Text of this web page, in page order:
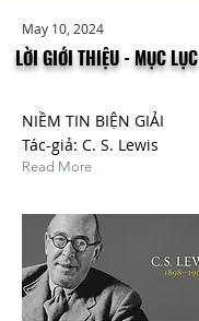
May 10, 2024
LỜI GIỚI THIỆU - MỤC LỤC
NIỀM TIN BIỆN GIẢI
Tác-giả: C. S. Lewis
Read More